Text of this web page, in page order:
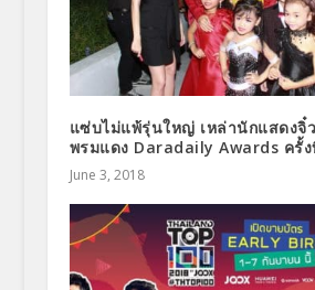
แซ่บไม่แพ้รุ่นใหญ่ เหล่านักแสดงจิ๋
พรมแดง Daradaily Awards ครั้ง
June 3, 2018